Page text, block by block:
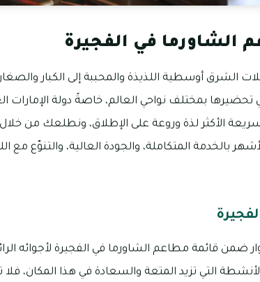
الشاورما في الفجيرة
الشرق أوسطية اللذيذة والمحببة إلى الكبار
بمختلف نواحي العالم، خاصةً دولة الإمارات
الأكثر لذة وروعة على الإطلاق، ونطلعك من
بالخدمة المتكاملة، والجودة العالية، والتنوّع مع
ضمن قائمة مطاعم الشاورما في الفجيرة لأجوائه
التي تزيد المتعة والسعادة في هذا المكان،